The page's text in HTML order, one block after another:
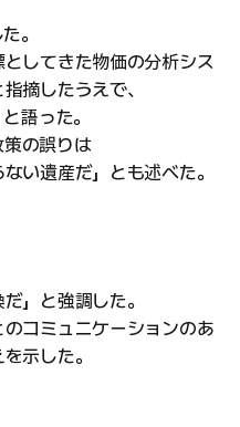
。
してきた物価の分析シス
摘したうえで、
語った。
の誤りは
い遺産だ」とも述べた。
」と強調した。
コミュニケーションのあ
示した。